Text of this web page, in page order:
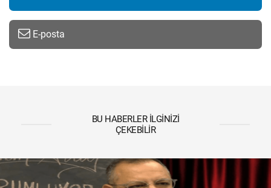
E-posta
BU HABERLER İLGINIZI
ÇEKEBILIR